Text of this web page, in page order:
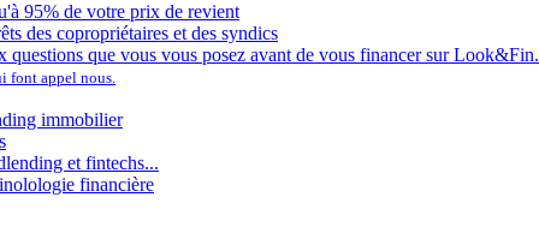
95% de votre prix de revient
des copropriétaires et des syndics
questions que vous vous posez avant de vous financer sur Look&Fin.
font appel nous.
immobilier
et fintechs...
financière